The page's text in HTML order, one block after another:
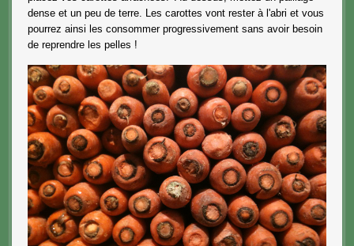
dense et un peu de terre. Les carottes vont rester à l'abri et vous
pourrez ainsi les consommer progressivement sans avoir besoin
de reprendre les pelles !